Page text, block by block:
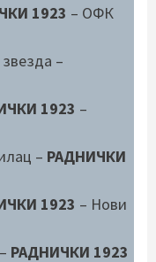
1923 – ОФК
–
1923 –
– РАДНИЧКИ
1923 – Нови
– РАДНИЧКИ 1923